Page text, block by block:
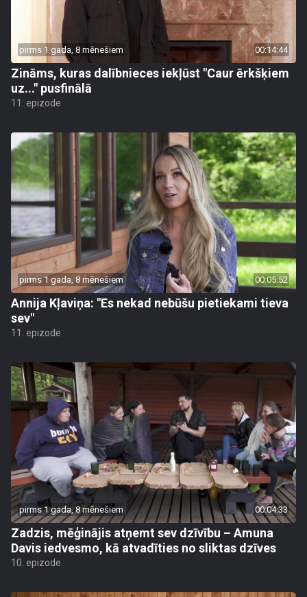
pirms 1 gada, 8 mēnešiem 00:14:44
Zināms, kuras dalībnieces iekļūst "Caur ērkšķiem
uz..." pusfinālā
11. epizode
pirms 1 gada, 8 mēnešiem 00:05:52
Annija Kļaviņa: "Es nekad nebūšu pietiekami tieva
sev"
11. epizode
pirms 1 gada, 8 mēnešiem 00:04:33
Zadzis, mēģinājis atņemt sev dzīvību – Amuna
Davis iedvesmo, kā atvadīties no sliktas dzīves
10. epizode